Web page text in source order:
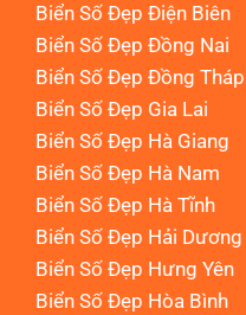
Biển Số Đẹp Điện Biên
Biển Số Đẹp Đồng Nai
Biển Số Đẹp Đồng Tháp
Biển Số Đẹp Gia Lai
Biển Số Đẹp Hà Giang
Biển Số Đẹp Hà Nam
Biển Số Đẹp Hà Tĩnh
Biển Số Đẹp Hải Dương
Biển Số Đẹp Hưng Yên
Biển Số Đẹp Hòa Bình